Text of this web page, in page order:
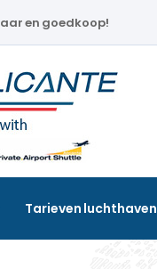
en goedkoop!
Tarieven